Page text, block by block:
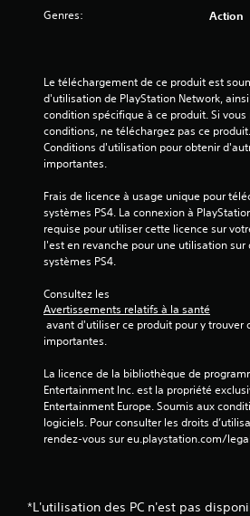
Genres: Action
Le téléchargement de ce produit est
d'utilisation de PlayStation Network,
condition spécifique à ce produit. Si
conditions, ne téléchargez pas ce
Conditions d'utilisation pour obtenir
importantes.
Frais de licence à usage unique pour
systèmes PS4. La connexion à
requise pour utiliser cette licence sur
l'est en revanche pour une utilisation sur
systèmes PS4.
Consultez les
Avertissements relatifs à la santé
importantes.
La licence de la bibliothèque de
Entertainment Inc. est la propriété
Entertainment Europe. Soumis aux
logiciels. Pour consulter les droits
rendez-vous sur eu.playstation.com/
*L'utilisation des PC n'est pas